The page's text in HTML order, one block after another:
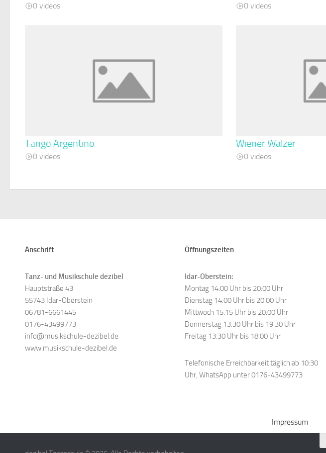
0 videos 0 videos
Tango Argentino
0 videos
Wiener Walzer
0 videos
Anschrift
Tanz- und Musikschule dezibel
Hauptstraße 43
55743 Idar-Oberstein
06781-6661445
0176-43499773
info@musikschule-dezibel.de
www.musikschule-dezibel.de
Öffnungszeiten
Idar-Oberstein:
Montag 14:00 Uhr bis 20:00 Uhr
Dienstag 14:00 Uhr bis 20:00 Uhr
Mittwoch 15:15 Uhr bis 20:00 Uhr
Donnerstag 13:30 Uhr bis 19:30 Uhr
Freitag 13:30 Uhr bis 18:00 Uhr
Telefonische Erreichbarkeit täglich ab 10:30
Uhr, WhatsApp unter 0176-43499773
Impressum